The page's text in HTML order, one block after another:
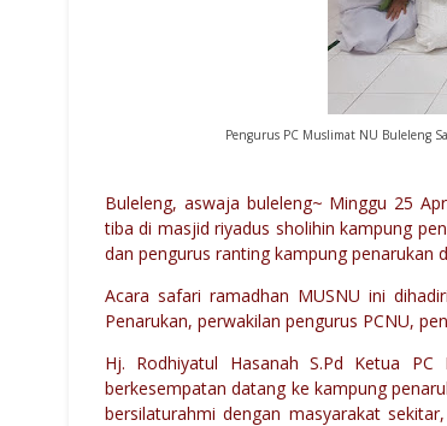
Pengurus PC Muslimat NU Buleleng
Buleleng, aswaja buleleng~ Minggu 25
tiba di masjid riyadus sholihin kampung
dan pengurus ranting kampung penarukan
Acara safari ramadhan MUSNU ini
Penarukan, perwakilan pengurus PCNU,
Hj. Rodhiyatul Hasanah S.Pd Ketua
berkesempatan datang ke kampung
bersilaturahmi dengan masyarakat